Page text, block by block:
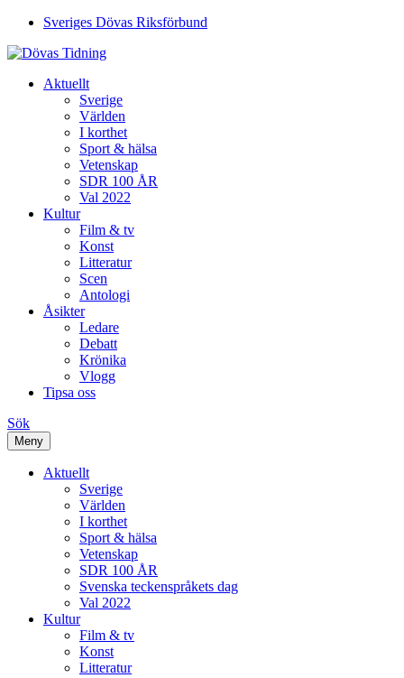
Sveriges Dövas Riksförbund
Aktuellt
Sverige
Världen
I korthet
Sport & hälsa
Vetenskap
SDR 100 ÅR
Val 2022
Kultur
Film & tv
Konst
Litteratur
Scen
Antologi
Åsikter
Ledare
Debatt
Krönika
Vlogg
Tipsa oss
Sök
Meny
Aktuellt
Sverige
Världen
I korthet
Sport & hälsa
Vetenskap
SDR 100 ÅR
Svenska teckenspråkets dag
Val 2022
Kultur
Film & tv
Konst
Litteratur